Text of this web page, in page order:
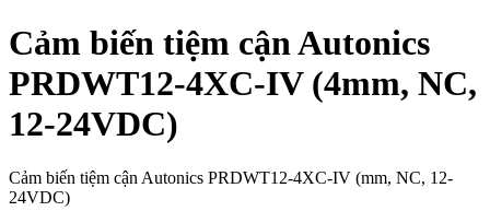
Cảm biến tiệm cận Autonics
PRDWT12-4XC-IV (4mm, NC,
12-24VDC)
Cảm biến tiệm cận Autonics PRDWT12-4XC-IV (mm, NC, 12-
24VDC)